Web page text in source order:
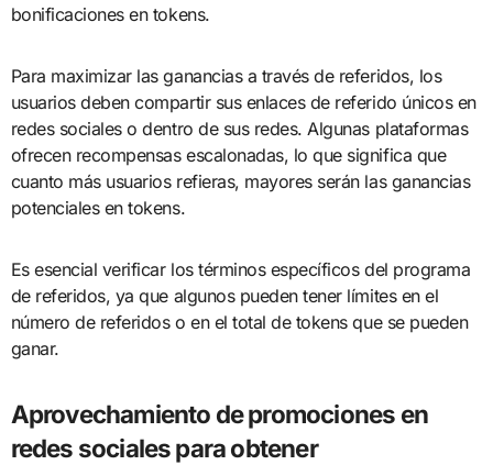
bonificaciones en tokens.
Para maximizar las ganancias a través de referidos, los
usuarios deben compartir sus enlaces de referido únicos en
redes sociales o dentro de sus redes. Algunas plataformas
ofrecen recompensas escalonadas, lo que significa que
cuanto más usuarios refieras, mayores serán las ganancias
potenciales en tokens.
Es esencial verificar los términos específicos del programa
de referidos, ya que algunos pueden tener límites en el
número de referidos o en el total de tokens que se pueden
ganar.
Aprovechamiento de promociones en
redes sociales para obtener